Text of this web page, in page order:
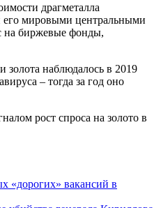
драгметалла
его мировыми центральными
на биржевые фонды,
золота наблюдалось в 2019
– тогда за год оно
«дорогих» вакансий в